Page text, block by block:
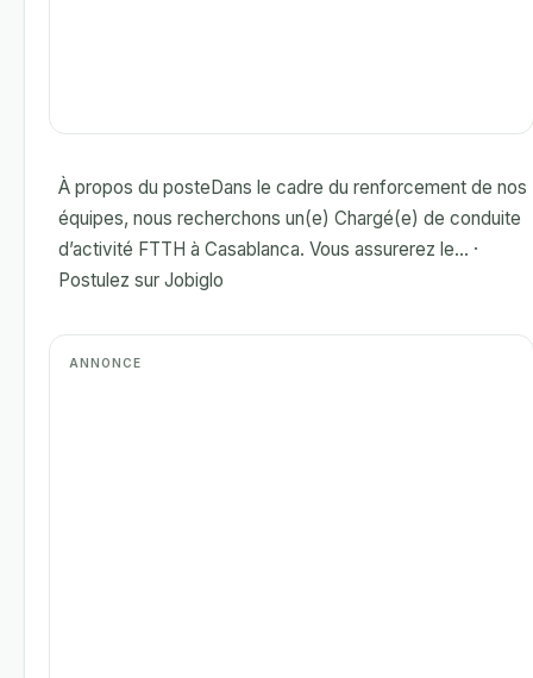
À propos du posteDans le cadre du renforcement de nos
équipes, nous recherchons un(e) Chargé(e) de conduite
d’activité FTTH à Casablanca. Vous assurerez le... ·
Postulez sur Jobiglo